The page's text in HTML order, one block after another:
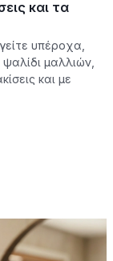
και τα
υπέροχα,
μαλλιών,
και με